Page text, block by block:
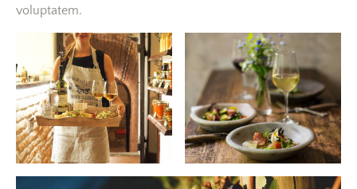
voluptatem.